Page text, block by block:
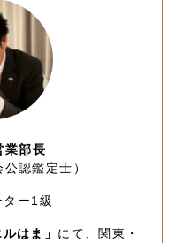
部長
認鑑定士）
ー1級
ルはま」 にて、関東・